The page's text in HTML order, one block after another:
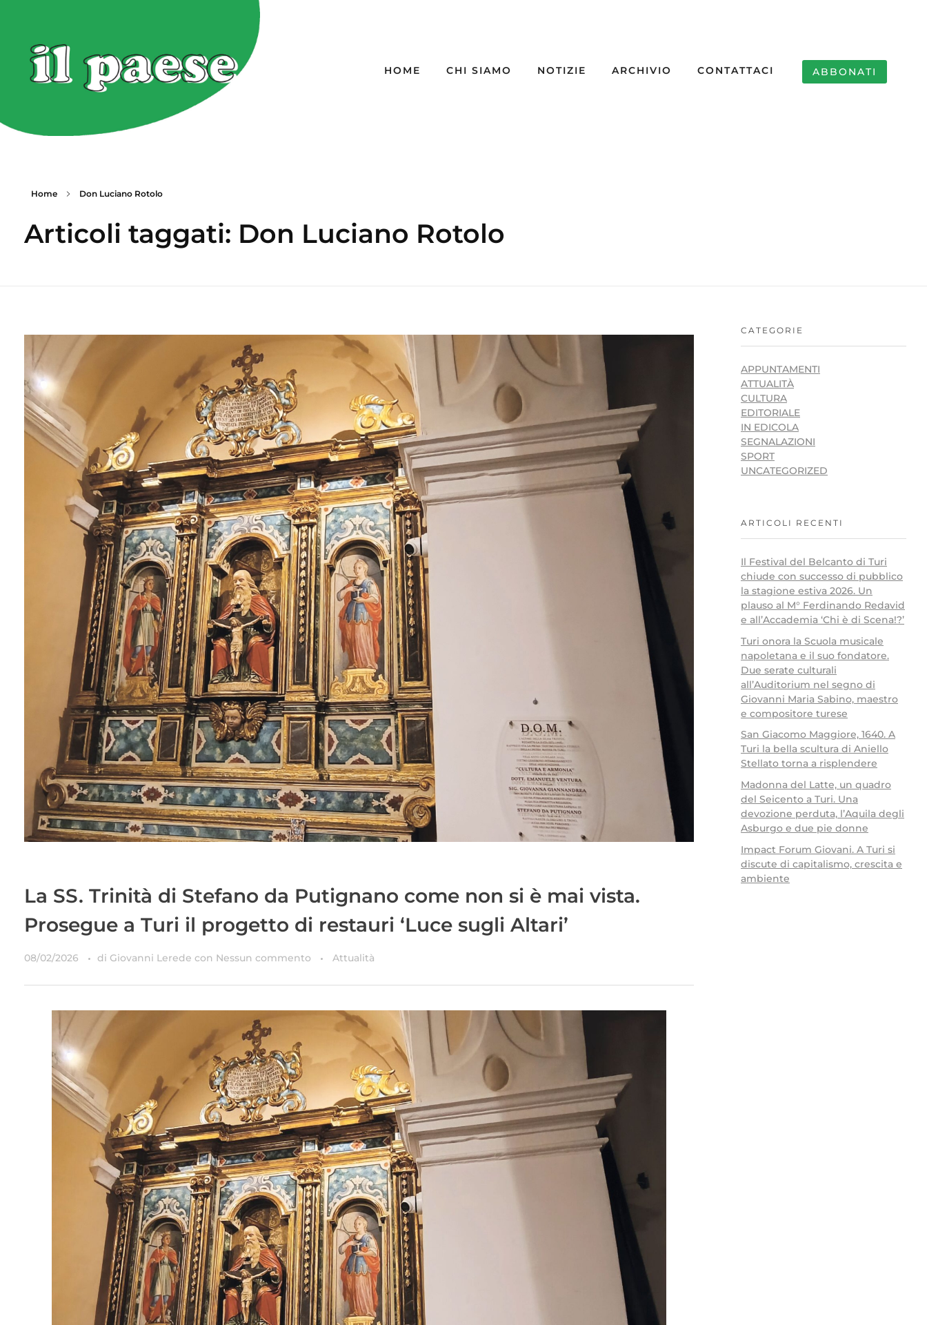
HOME CHI SIAMO NOTIZIE ARCHIVIO CONTATTACI ABBONATI
Home Don Luciano Rotolo
Articoli taggati: Don Luciano Rotolo
La SS. Trinità di Stefano da Putignano come non si è mai vista.
Prosegue a Turi il progetto di restauri ‘Luce sugli Altari’
08/02/2026 di Giovanni Lerede con Nessun commento Attualità
CATEGORIE
APPUNTAMENTI
ATTUALITÀ
CULTURA
EDITORIALE
IN EDICOLA
SEGNALAZIONI
SPORT
UNCATEGORIZED
ARTICOLI RECENTI
Il Festival del Belcanto di Turi
chiude con successo di pubblico
la stagione estiva 2026. Un
plauso al M° Ferdinando Redavid
e all’Accademia ‘Chi è di Scena!?’
Turi onora la Scuola musicale
napoletana e il suo fondatore.
Due serate culturali
all’Auditorium nel segno di
Giovanni Maria Sabino, maestro
e compositore turese
San Giacomo Maggiore, 1640. A
Turi la bella scultura di Aniello
Stellato torna a risplendere
Madonna del Latte, un quadro
del Seicento a Turi. Una
devozione perduta, l’Aquila degli
Asburgo e due pie donne
Impact Forum Giovani. A Turi si
discute di capitalismo, crescita e
ambiente